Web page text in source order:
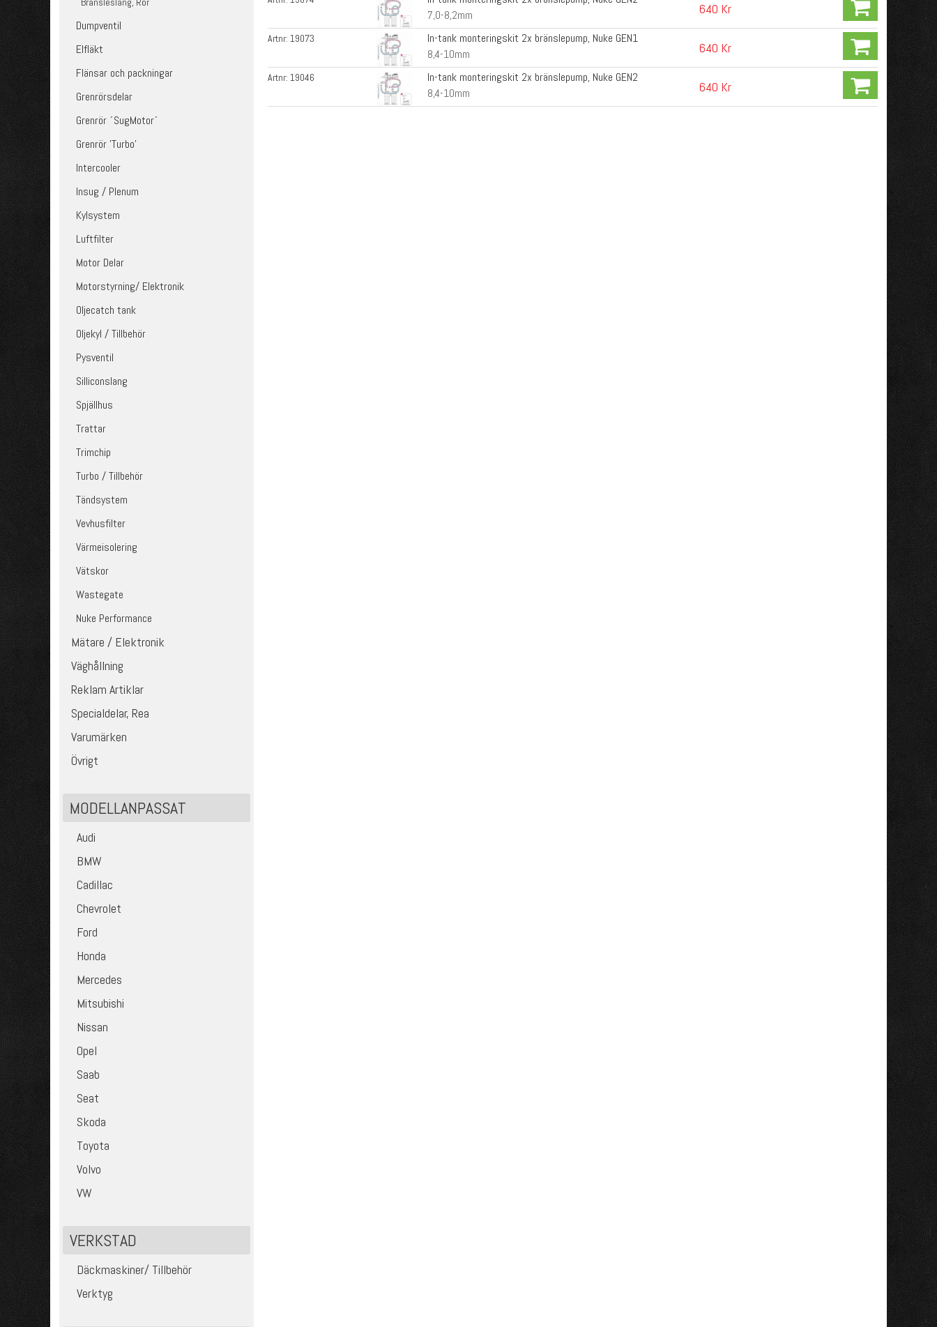
Dumpventil
Elfläkt
Flänsar och packningar
Grenrörsdelar
Grenrör ´SugMotor´
Grenrör 'Turbo'
Intercooler
Insug / Plenum
Kylsystem
Luftfilter
Motor Delar
Motorstyrning/ Elektronik
Oljecatch tank
Oljekyl / Tillbehör
Pysventil
Silliconslang
Spjällhus
Trattar
Trimchip
Turbo / Tillbehör
Tändsystem
Vevhusfilter
Värmeisolering
Vätskor
Wastegate
Nuke Performance
Mätare / Elektronik
Väghållning
Reklam Artiklar
Specialdelar, Rea
Varumärken
Övrigt
MODELLANPASSAT
Audi
BMW
Cadillac
Chevrolet
Ford
Honda
Mercedes
Mitsubishi
Nissan
Opel
Saab
Seat
Skoda
Toyota
Volvo
VW
VERKSTAD
Däckmaskiner/ Tillbehör
Verktyg
7,0-8,2mm
640 Kr
Artnr:19073
In-tank monteringskit 2x bränslepump, Nuke GEN1
8,4-10mm
640 Kr
Artnr:19046
In-tank monteringskit 2x bränslepump, Nuke GEN2
8,4-10mm
640 Kr